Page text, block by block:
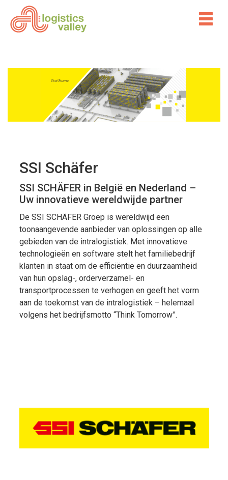
SSI Schäfer
SSI SCHÄFER in België en Nederland –
Uw innovatieve wereldwijde partner
De SSI SCHÄFER Groep is wereldwijd een
toonaangevende aanbieder van oplossingen op alle
gebieden van de intralogistiek. Met innovatieve
technologieën en software stelt het familiebedrijf
klanten in staat om de efficiëntie en duurzaamheid
van hun opslag-, orderverzamel- en
transportprocessen te verhogen en geeft het vorm
aan de toekomst van de intralogistiek – helemaal
volgens het bedrijfsmotto “Think Tomorrow”.